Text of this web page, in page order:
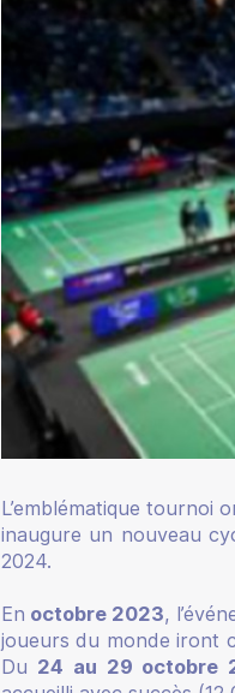
L’emblématique tournoi
inaugure un nouveau
2024.
En octobre 2023,
joueurs du monde iront
Du 24 au 29 octobre